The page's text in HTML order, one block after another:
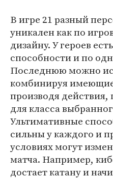
В игре 21 разный
уникален как по
дизайну. У героев
способности и по
Последнюю можно
комбинируя
производя
для класса
Ультимативные
сильны у каждого и
условиях могут
матча. Например,
достает катану и